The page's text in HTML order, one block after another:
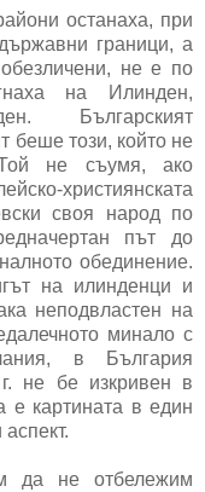
останаха, при
граници, а
не е по
на Илинден,
Българският
беше този, който не
не съумя, ако
християнската
своя народ по
път до
обединение.
на илинденци и
неподвластен на
минало с
в България
не бе изкривен в
е картината в един
да не отбележим